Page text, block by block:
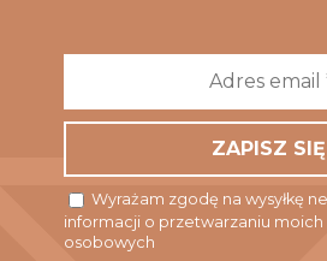
Wyrażam zgodę na wysyłkę
informacji o przetwarzaniu moich
osobowych